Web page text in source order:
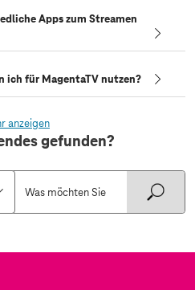
Apps zum Streamen
ich für MagentaTV nutzen?
anzeigen
gefunden?